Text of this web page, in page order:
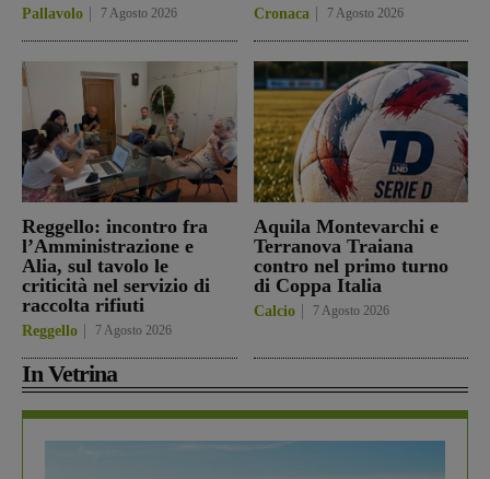
Pallavolo 7 Agosto 2026 Cronaca 7 Agosto 2026
Reggello: incontro fra
l’Amministrazione e
Alia, sul tavolo le
criticità nel servizio di
raccolta rifiuti
Reggello 7 Agosto 2026
Aquila Montevarchi e
Terranova Traiana
contro nel primo turno
di Coppa Italia
Calcio 7 Agosto 2026
In Vetrina